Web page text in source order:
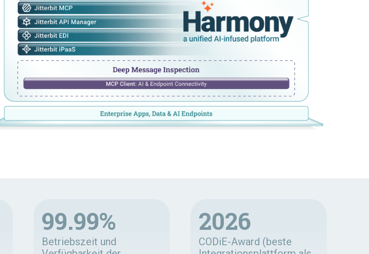
99.99%
Betriebszeit und
2026
CODiE-Award (beste